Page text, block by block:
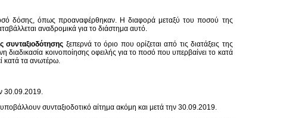
δόσης, όπως προαναφέρθηκαν. Η διαφορά μεταξύ του ποσού της
αναδρομικά για το διάστημα αυτό.
συνταξιοδότησης ξεπερνά το όριο που ορίζεται από τις διατάξεις της
διαδικασία κοινοποίησης οφειλής για το ποσό που υπερβαίνει το κατά
κατά τα ανωτέρω.
30.09.2019.
συνταξιοδοτικό αίτημα ακόμη και μετά την 30.09.2019.